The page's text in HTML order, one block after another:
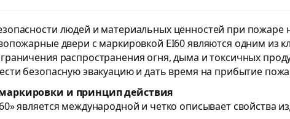
людей и материальных ценностей при
двери с маркировкой EI60 являются одним из
распространения огня, дыма и токсичных
безопасную эвакуацию и дать время на прибытие
и принцип действия
является международной и четко описывает свойства